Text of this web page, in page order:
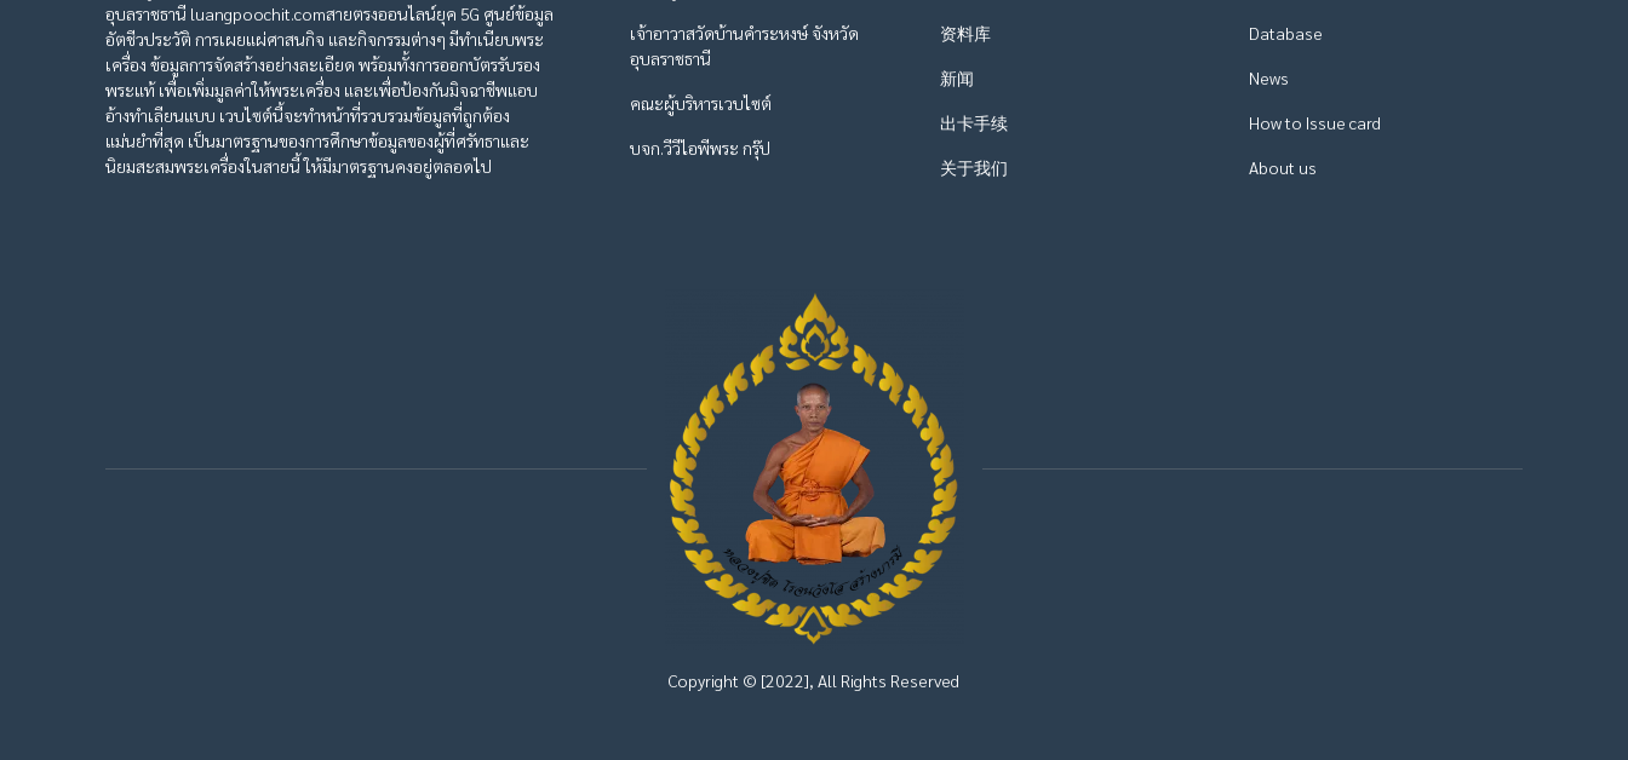
อุบลราชธานี luangpoochit.comสายตรงออนไลน์ยุค 5G ศูนย์ข้อมูล
อัตชีวประวัติ การเผยแผ่ศาสนกิจ และกิจกรรมต่างๆ มีทำเนียบพระ
เครื่อง ข้อมูลการจัดสร้างอย่างละเอียด พร้อมทั้งการออกบัตรรับรอง
พระแท้ เพื่อเพิ่มมูลค่าให้พระเครื่อง และเพื่อป้องกันมิจฉาชีพแอบ
อ้างทำเลียนแบบ เวบไซต์นี้จะทำหน้าที่รวบรวมข้อมูลที่ถูกต้อง
แม่นยำที่สุด เป็นมาตรฐานของการศึกษาข้อมูลของผู้ที่ศรัทธาและ
นิยมสะสมพระเครื่องในสายนี้ ให้มีมาตรฐานคงอยู่ตลอดไป
เจ้าอาวาสวัดบ้านคำระหงษ์ จังหวัด
อุบลราชธานี
คณะผู้บริหารเวบไซต์
บจก.วีวีไอพีพระ กรุ๊ป
资料库
新闻
出卡手续
关于我们
Database
News
How to Issue card
About us
Copyright © [2022], All Rights Reserved